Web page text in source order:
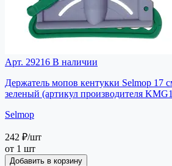
Арт. 29216 В наличии
Держатель мопов кентукки Selmop 17
зеленый (артикул производителя
Selmop
242 ₽/шт
от 1 шт
Добавить в корзину